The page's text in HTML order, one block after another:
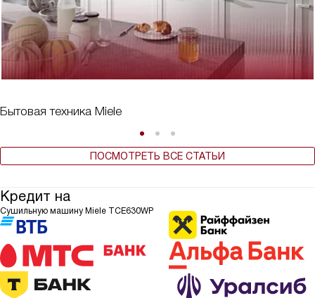
Бытовая техника Miele
ПОСМОТРЕТЬ ВСЕ СТАТЬИ
Кредит на
Сушильную машину Miele TCE630WP